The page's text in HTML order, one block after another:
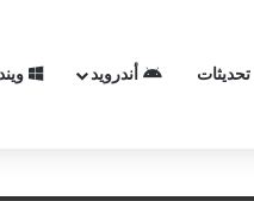
تحديثات أندرويد